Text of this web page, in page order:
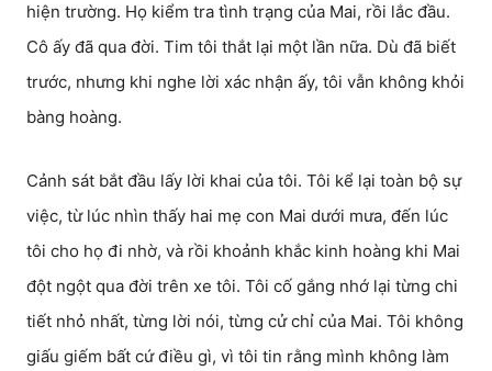
hiện trường. Họ kiểm tra tình trạng của Mai, rồi lắc đầu.
Cô ấy đã qua đời. Tim tôi thắt lại một lần nữa. Dù đã biết
trước, nhưng khi nghe lời xác nhận ấy, tôi vẫn không khỏi
bàng hoàng.
Cảnh sát bắt đầu lấy lời khai của tôi. Tôi kể lại toàn bộ sự
việc, từ lúc nhìn thấy hai mẹ con Mai dưới mưa, đến lúc
tôi cho họ đi nhờ, và rồi khoảnh khắc kinh hoàng khi Mai
đột ngột qua đời trên xe tôi. Tôi cố gắng nhớ lại từng chi
tiết nhỏ nhất, từng lời nói, từng cử chỉ của Mai. Tôi không
giấu giếm bất cứ điều gì, vì tôi tin rằng mình không làm